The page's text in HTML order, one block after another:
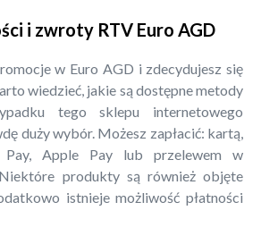
i zwroty RTV Euro AGD
w Euro AGD i zdecydujesz się
wiedzieć, jakie są dostępne metody
tego sklepu internetowego
duży wybór. Możesz zapłacić: kartą,
Pay, Apple Pay lub przelewem w
produkty są również objęte
istnieje możliwość płatności